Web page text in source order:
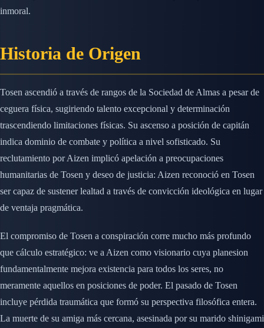
inmoral.
Historia de Origen
Tosen ascendió a través de rangos de la Sociedad de Almas a pesar de
ceguera física, sugiriendo talento excepcional y determinación
trascendiendo limitaciones físicas. Su ascenso a posición de capitán
indica dominio de combate y política a nivel sofisticado. Su
reclutamiento por Aizen implicó apelación a preocupaciones
humanitarias de Tosen y deseo de justicia: Aizen reconoció en Tosen
ser capaz de sustener lealtad a través de convicción ideológica en lugar
de ventaja pragmática.
El compromiso de Tosen a conspiración corre mucho más profundo
que cálculo estratégico: ve a Aizen como visionario cuya planesion
fundamentalmente mejora existencia para todos los seres, no
meramente aquellos en posiciones de poder. El pasado de Tosen
incluye pérdida traumática que formó su perspectiva filosófica entera.
La muerte de su amiga más cercana, asesinada por su marido shinigami